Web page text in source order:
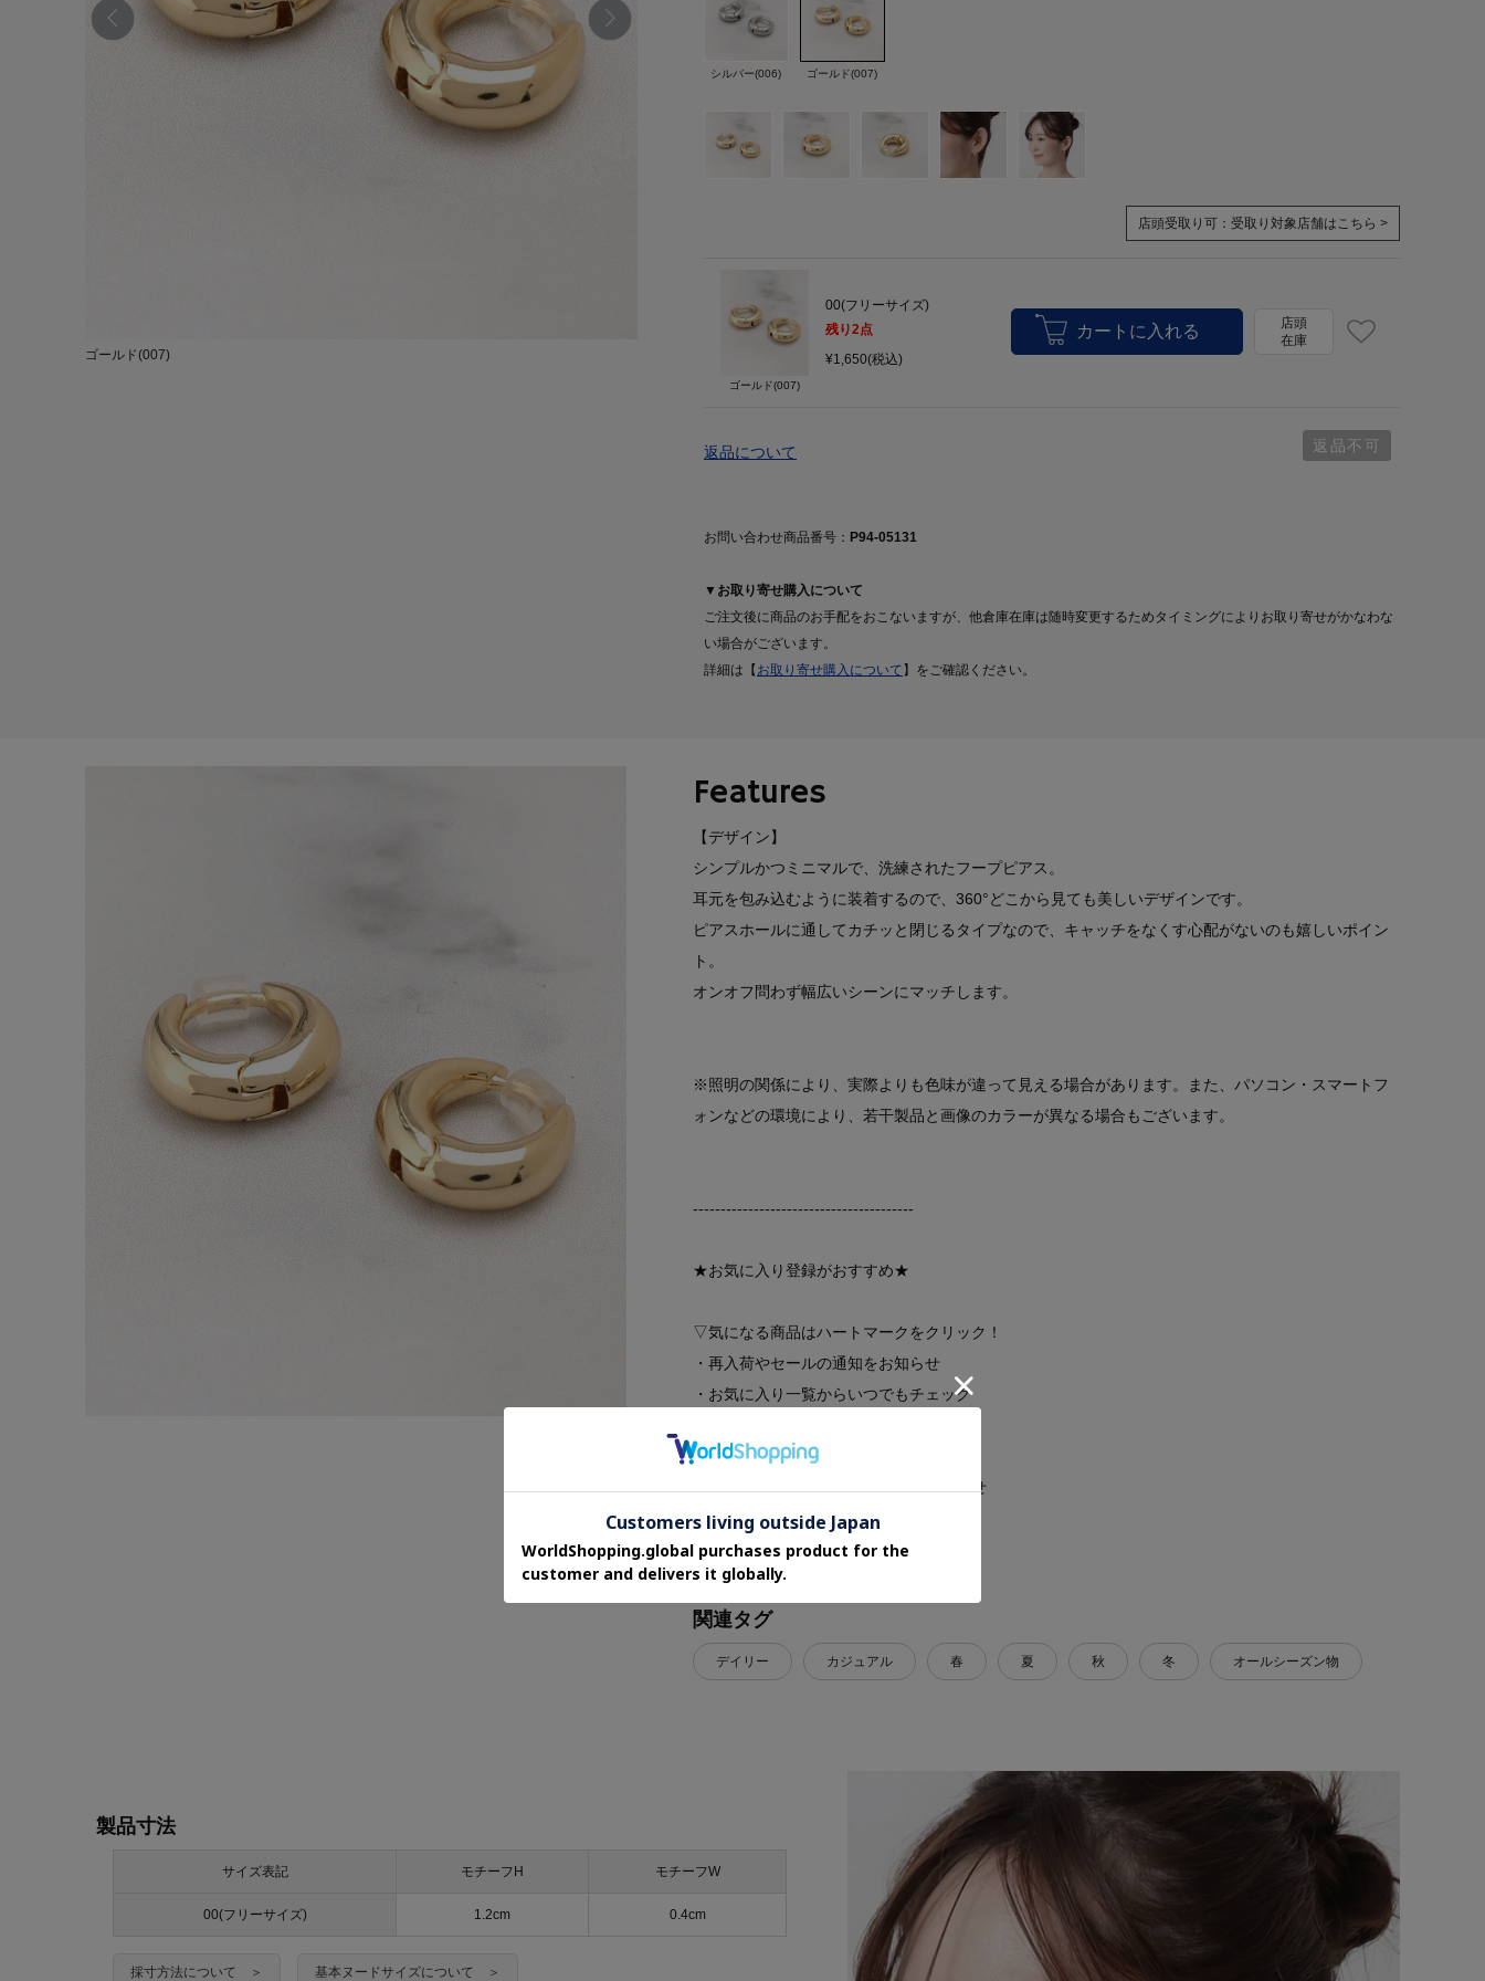
ゴールド(007)
シルバー(006) ゴールド(007)
店頭受取り可： 受取り対象店舗はこちら >
ゴールド(007)
00(フリーサイズ)
残り2点
¥1,650(税込)
店頭
在庫
返品不可
返品について
お問い合わせ商品番号： P94-05131
▼お取り寄せ購入について
ご注文後に商品のお手配をおこないますが、他倉庫在庫は随時変更するためタイミングによりお取り寄せがかなわな
い場合がございます。
詳細は【 お取り寄せ購入について 】をご確認ください。
Features
【デザイン】
シンプルかつミニマルで、洗練されたフープピアス。
耳元を包み込むように装着するので、360°どこから見ても美しいデザインです。
ピアスホールに通してカチッと閉じるタイプなので、キャッチをなくす心配がないのも嬉しいポイン
ト。
オンオフ問わず幅広いシーンにマッチします。
※照明の関係により、実際よりも色味が違って見える場合があります。また、パソコン・スマートフ
ォンなどの環境により、若干製品と画像のカラーが異なる場合もございます。
----------------------------------------
★お気に入り登録がおすすめ★
▽気になる商品はハートマークをクリック！
・再入荷やセールの通知をお知らせ
・お気に入り一覧からいつでもチェック
▽ブランドのお気に入り登録も！
・新商品やお得な情報をいち早くお知らせ
----------------------------------------
関連タグ
デイリー カジュアル 春 夏 秋 冬 オールシーズン物
製品寸法
サイズ表記 モチーフH モチーフW
00(フリーサイズ) 1.2cm 0.4cm
採寸方法について ＞ 基本ヌードサイズについて ＞